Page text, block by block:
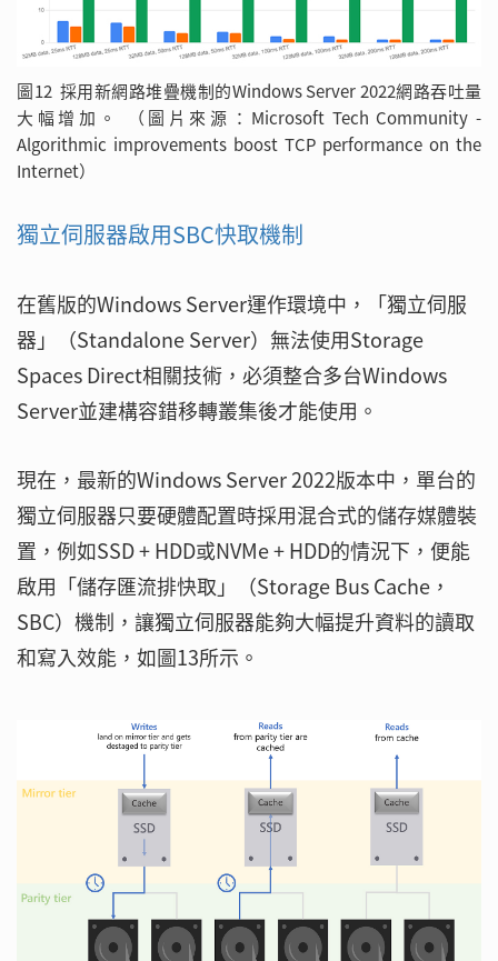
圖12 採用新網路堆疊機制的Windows Server 2022網路吞吐量
大幅增加。 （圖片來源：Microsoft Tech Community -
Algorithmic improvements boost TCP performance on the
Internet）
獨立伺服器啟用SBC快取機制
在舊版的Windows Server運作環境中，「獨立伺服
器」（Standalone Server）無法使用Storage
Spaces Direct相關技術，必須整合多台Windows
Server並建構容錯移轉叢集後才能使用。
現在，最新的Windows Server 2022版本中，單台的
獨立伺服器只要硬體配置時採用混合式的儲存媒體裝
置，例如SSD + HDD或NVMe + HDD的情況下，便能
啟用「儲存匯流排快取」（Storage Bus Cache，
SBC）機制，讓獨立伺服器能夠大幅提升資料的讀取
和寫入效能，如圖13所示。